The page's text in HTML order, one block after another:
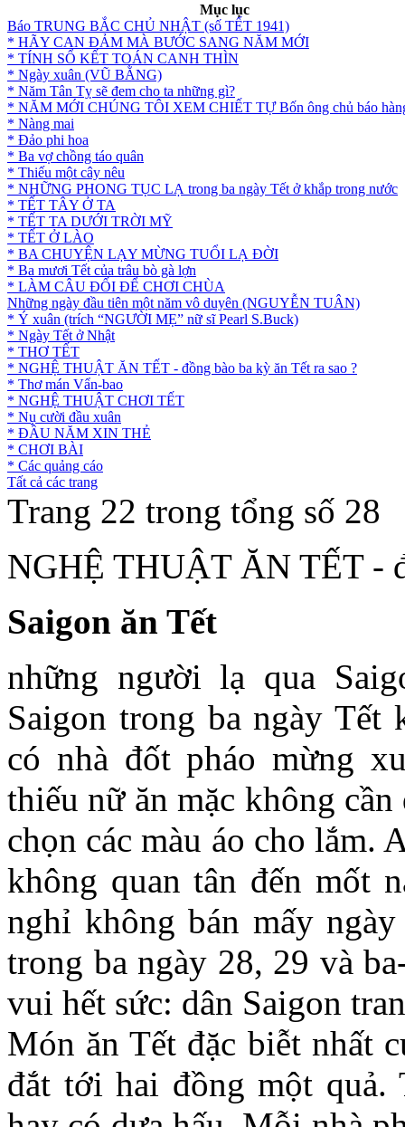
Mục lục
Báo TRUNG BẮC CHỦ NHẬT (số TẾT 1941)
* HÃY CAN ĐẢM MÀ BƯỚC SANG NĂM MỚI
* TÍNH SỔ KẾT TOÁN CANH THÌN
* Ngày xuân (VŨ BẰNG)
* Năm Tân Tỵ sẽ đem cho ta những gì?
* NĂM MỚI CHÚNG TÔI XEM CHIẾT TỰ Bốn ông chủ báo
* Nàng mai
* Đảo phi hoa
* Ba vợ chồng táo quân
* Thiếu một cây nêu
* NHỮNG PHONG TỤC LẠ trong ba ngày Tết ở khắp trong nước
* TẾT TÂY Ở TA
* TẾT TA DƯỚI TRỜI MỸ
* TẾT Ở LÀO
* BA CHUYỆN LẠY MỪNG TUỔI LẠ ĐỜI
* Ba mươi Tết của trâu bò gà lợn
* LÀM CÂU ĐỐI ĐỂ CHƠI CHÙA
Những ngày đầu tiên một năm vô duyên (NGUYỄN TUÂN)
* Ý xuân (trích “NGƯỜI MẸ” nữ sĩ Pearl S.Buck)
* Ngày Tết ở Nhật
* THƠ TẾT
* NGHỆ THUẬT ĂN TẾT - đồng bào ba kỳ ăn Tết ra sao ?
* Thơ mán Vẩn-bao
* NGHỆ THUẬT CHƠI TẾT
* Nụ cười đầu xuân
* ĐẦU NĂM XIN THẺ
* CHƠI BÀI
* Các quảng cáo
Tất cả các trang
Trang 22 trong tổng số 28
NGHỆ THUẬT ĂN TẾT -
Saigon ăn Tết
những người lạ qua
Saigon trong ba ngày Tết
có nhà đốt pháo mừng
thiếu nữ ăn mặc không
chọn các màu áo cho lắm.
không quan tân đến mốt
nghỉ không bán mấy
trong ba ngày 28, 29 và
vui hết sức: dân Saigon
Món ăn Tết đặc biễt nhất
đắt tới hai đồng một quả.